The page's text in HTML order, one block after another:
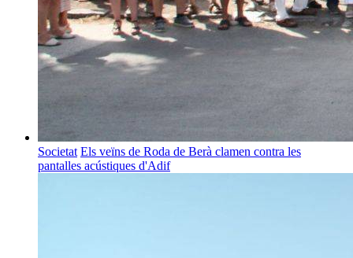
Societat Els veïns de Roda de Berà clamen contra les
pantalles acústiques d'Adif